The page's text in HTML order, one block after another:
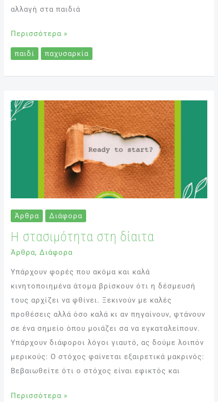
αλλαγή στα παιδιά
Περισσότερα »
παιδί παχυσαρκία
Άρθρα Διάφορα
Η στασιμότητα στη δίαιτα
Άρθρα,Διάφορα
Υπάρχουν φορές που ακόμα και καλά
κινητοποιημένα άτομα βρίσκουν ότι η δέσμευσή
τους αρχίζει να φθίνει. Ξεκινούν με καλές
προθέσεις αλλά όσο καλά κι αν πηγαίνουν, φτάνουν
σε ένα σημείο όπου μοιάζει σα να εγκαταλείπουν.
Υπάρχουν διάφοροι λόγοι γιαυτό, ας δούμε λοιπόν
μερικούς: Ο στόχος φαίνεται εξαιρετικά μακρινός:
Βεβαιωθείτε ότι ο στόχος είναι εφικτός και
Η
στασιμότητα
Περισσότερα »